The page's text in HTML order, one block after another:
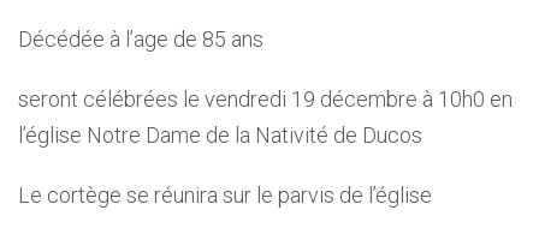
Décédée à l’age de 85 ans
seront célébrées le vendredi 19 décembre à 10h0 en
l’église Notre Dame de la Nativité de Ducos
Le cortège se réunira sur le parvis de l’église